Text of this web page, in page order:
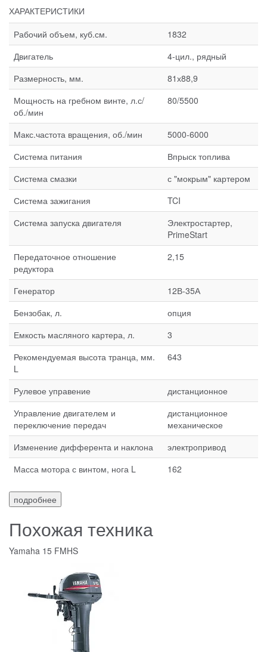
ХАРАКТЕРИСТИКИ
Рабочий объем, куб.см.
1832
Двигатель
4-цил., рядный
Размерность, мм.
81х88,9
Мощность на гребном винте, л.с/
об./мин
80/5500
Макс.частота вращения, об./мин
5000-6000
Система питания
Впрыск топлива
Система смазки
с "мокрым" картером
Система зажигания
TCI
Система запуска двигателя
Электростартер,
PrimeStart
Передаточное отношение
редуктора
2,15
Генератор
12В-35А
Бензобак, л.
опция
Емкость масляного картера, л.
3
Рекомендуемая высота транца, мм.
L
643
Рулевое управение
дистанционное
Управление двигателем и
переключение передач
дистанционное
механическое
Изменение дифферента и наклона
электропривод
Масса мотора с винтом, нога L
162
подробнее
Похожая техника
Yamaha 15 FMHS